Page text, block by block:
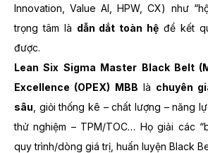
Innovation, Value AI, HPW, CX) như
trọng tâm là dẫn dắt toàn hệ để kết
được.
Lean Six Sigma Master Black Belt
Excellence (OPEX) MBB là chuyên
sâu , giỏi thống kê – chất lượng – năng
thử nghiệm – TPM/TOC… Họ giải các
quy trình/dòng giá trị, huấn luyện Black